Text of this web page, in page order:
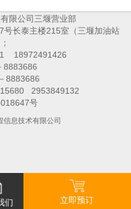
限公司三堰营业部
号长泰主楼215室（三堰加油站
18972491426
8883686
8883686
2953849132
号
信息技术有限公司
们 立即预订